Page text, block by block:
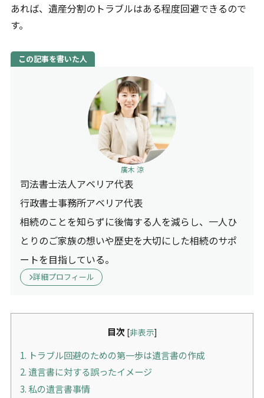
あれば、遺産分割のトラブルはある程度回避できるので
す。
この記事を書いた人
廣木 涼
司法書士法人アベリア代表
行政書士事務所アベリア代表
相続のことを知らずに後悔する人を減らし、一人ひ
とりのご家族の想いや歴史を大切にした相続のサポ
ートを目指している。
詳細プロフィール
目次 [非表示]
1. トラブル回避のための第一歩は遺言書の作成
2. 遺言書に対する誤ったイメージ
3.私の遺言書事情